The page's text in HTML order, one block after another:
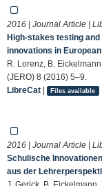
2016 | Journal Article |
High-stakes testing
innovations in
R. Lorenz, B.
(JERO) 8 (2016) 5–9.
LibreCat | Files available
2016 | Journal Article |
Schulische
aus der